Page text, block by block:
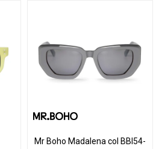
Mr Boho Madalena col BBI54-